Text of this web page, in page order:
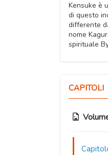
Kensuke è
di questo
differente
nome
spirituale
CAPITOLI